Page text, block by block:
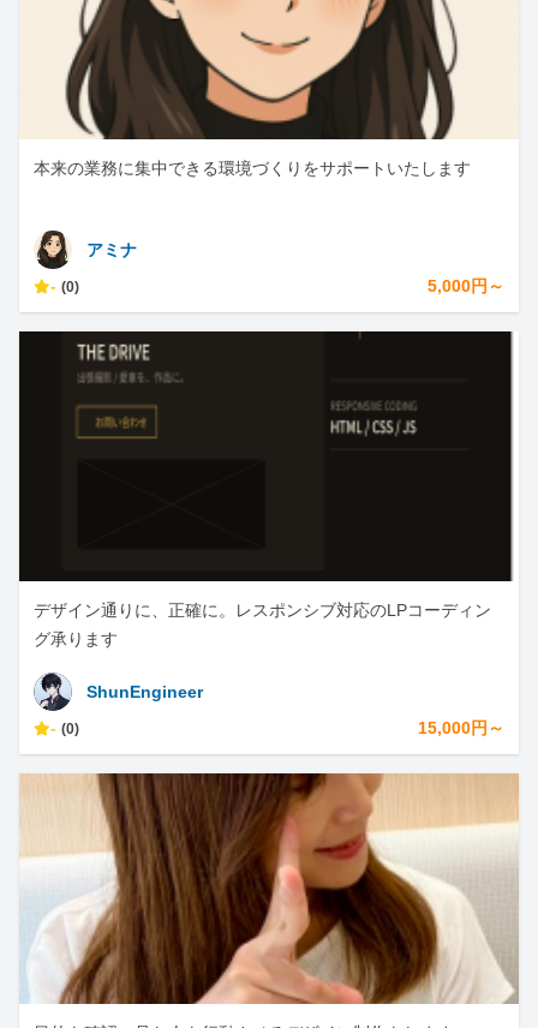
本来の業務に集中できる環境づくりをサポートいたします
アミナ
- (0) 5,000円～
デザイン通りに、正確に。レスポンシブ対応のLPコーディン
グ承ります
ShunEngineer
- (0) 15,000円～